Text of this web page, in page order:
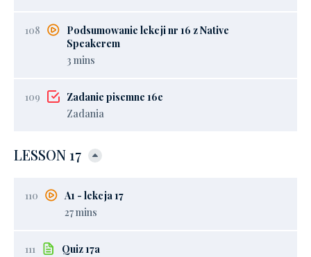
108
Podsumowanie lekcji nr 16 z Native
Speakerem
3 mins
109
Zadanie pisemne 16e
Zadania
LESSON 17
110
A1 - lekcja 17
27 mins
111
Quiz 17a